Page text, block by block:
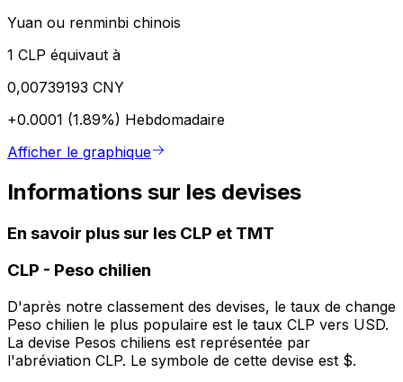
Yuan ou renminbi chinois
1 CLP équivaut à
0,00739193 CNY
+0.0001 (1.89%) Hebdomadaire
Afficher le graphique
Informations sur les devises
En savoir plus sur les CLP et TMT
CLP - Peso chilien
D'après notre classement des devises, le taux de change
Peso chilien le plus populaire est le taux CLP vers USD.
La devise Pesos chiliens est représentée par
l'abréviation CLP. Le symbole de cette devise est $.